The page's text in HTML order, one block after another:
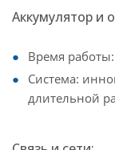
Аккумулятор и
Время
Система:
длительной